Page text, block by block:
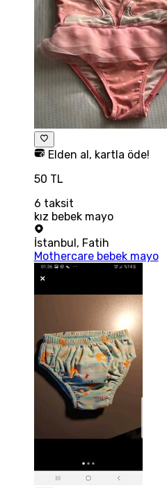
Elden al, kartla öde!
50 TL
6 taksit
kız bebek mayo
İstanbul, Fatih
Mothercare bebek mayo